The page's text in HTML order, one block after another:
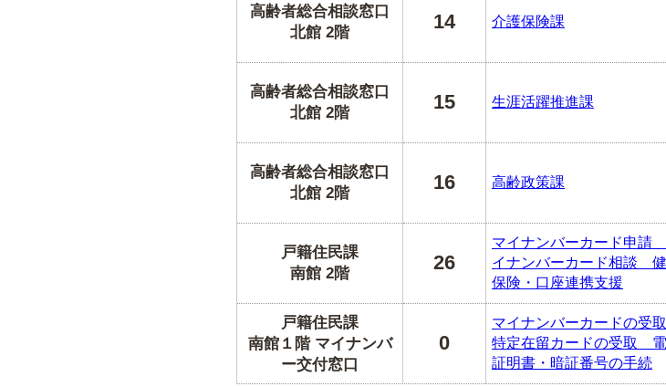
高齢者総合相談窓口
北館 2階
14 介護保険課
高齢者総合相談窓口
北館 2階
15 生涯活躍推進課
高齢者総合相談窓口
北館 2階
16 高齢政策課
戸籍住民課
南館 2階
26
マイナンバーカード申請
イナンバーカード相談
保険・口座連携支援
戸籍住民課
南館１階 マイナンバ
ー交付窓口
0
マイナンバーカードの受
特定在留カードの受取
証明書・暗証番号の手続